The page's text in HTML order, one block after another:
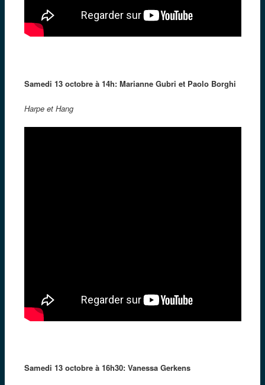
Samedi 13 octobre à 14h: Marianne Gubri et Paolo Borghi
Harpe et Hang
Samedi 13 octobre à 16h30: Vanessa Gerkens